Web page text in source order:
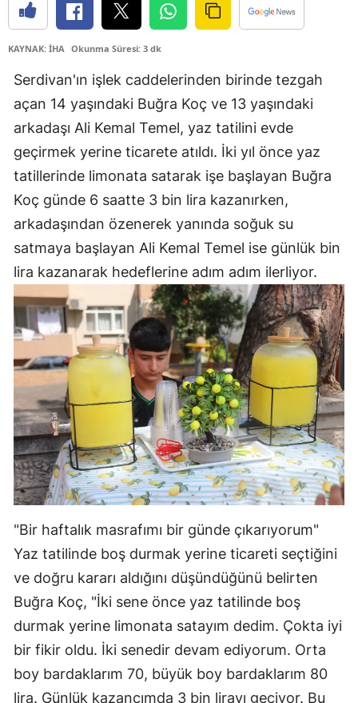
KAYNAK: İHA Okunma Süresi: 3 dk
Serdivan'ın işlek caddelerinden birinde tezgah
açan 14 yaşındaki Buğra Koç ve 13 yaşındaki
arkadaşı Ali Kemal Temel, yaz tatilini evde
geçirmek yerine ticarete atıldı. İki yıl önce yaz
tatillerinde limonata satarak işe başlayan Buğra
Koç günde 6 saatte 3 bin lira kazanırken,
arkadaşından özenerek yanında soğuk su
satmaya başlayan Ali Kemal Temel ise günlük bin
lira kazanarak hedeflerine adım adım ilerliyor.
"Bir haftalık masrafımı bir günde çıkarıyorum"
Yaz tatilinde boş durmak yerine ticareti seçtiğini
ve doğru kararı aldığını düşündüğünü belirten
Buğra Koç, "İki sene önce yaz tatilinde boş
durmak yerine limonata satayım dedim. Çokta iyi
bir fikir oldu. İki senedir devam ediyorum. Orta
boy bardaklarım 70, büyük boy bardaklarım 80
lira. Günlük kazancımda 3 bin lirayı geçiyor. Bu